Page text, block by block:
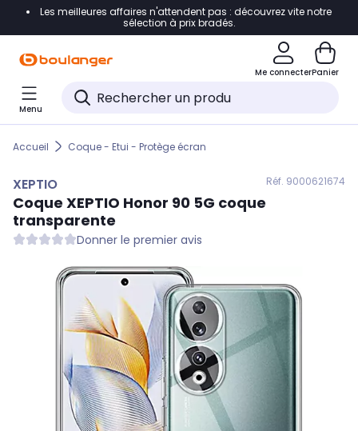
Accéder directement à la navigation
Accéder directement au pied de page
Accéder directement au chatbot
Les meilleures affaires n'attendent pas : découvrez vite notre
sélection à prix bradés.
Me connecterPanier
Menu
Accueil Coque - Etui - Protège écran
XEPTIO Réf. 9000621674
Coque XEPTIO Honor 90 5G coque
transparente
Donner le premier avis